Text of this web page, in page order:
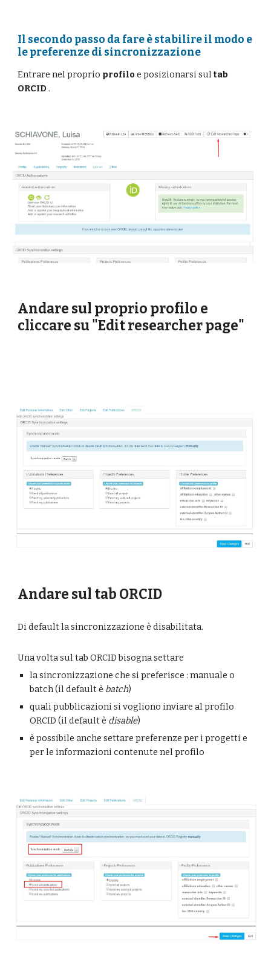
Il secondo passo da fare è stabilire il modo e
le preferenze di sincronizzazione
Entrare nel proprio profilo e posizionarsi sul tab
ORCID .
Andare sul proprio profilo e
cliccare su "Edit researcher page"
Andare sul tab ORCID
Di default la sincronizzazione è disabilitata.
Una volta sul tab ORCID bisogna settare
la sincronizzazione che si preferisce : manuale o
batch (il default è batch)
quali pubblicazioni si vogliono inviare al profilo
ORCID (il default è disable)
è possibile anche settare preferenze per i progetti e
per le informazioni contenute nel profilo